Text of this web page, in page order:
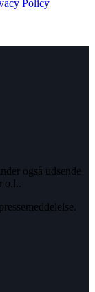
Policy
også udsende
o.l..